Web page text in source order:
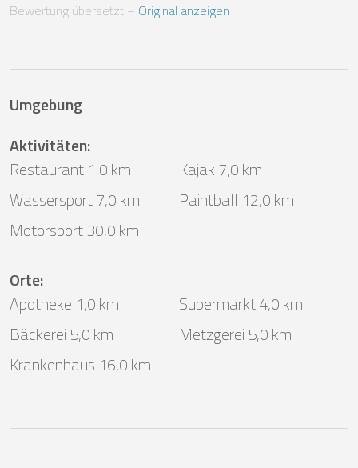
Bewertung übersetzt – Original anzeigen
Umgebung
Aktivitäten:
Restaurant 1,0 km
Kajak 7,0 km
Wassersport 7,0 km
Paintball 12,0 km
Motorsport 30,0 km
Orte:
Apotheke 1,0 km
Supermarkt 4,0 km
Bäckerei 5,0 km
Metzgerei 5,0 km
Krankenhaus 16,0 km